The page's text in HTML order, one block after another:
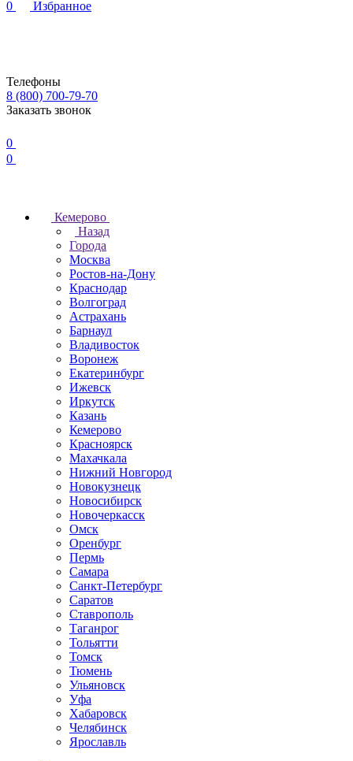
0
Избранное
Телефоны
8 (800) 700-79-70
Заказать звонок
0
0
Кемерово
Назад
Города
Москва
Ростов-на-Дону
Краснодар
Волгоград
Астрахань
Барнаул
Владивосток
Воронеж
Екатеринбург
Ижевск
Иркутск
Казань
Кемерово
Красноярск
Махачкала
Нижний Новгород
Новокузнецк
Новосибирск
Новочеркаcск
Омск
Оренбург
Пермь
Самара
Санкт-Петербург
Саратов
Ставрополь
Таганрог
Тольятти
Томск
Тюмень
Ульяновск
Уфа
Хабаровск
Челябинск
Ярославль